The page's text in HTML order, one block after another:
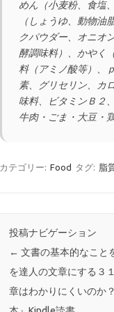
めん（小麦粉、食塩
（しょうゆ、動物
クパウダー、オニオ
酵調味料）、かやく
料（アミノ酸等）、
素、グリセリン、カ
味料、ビタミンＢ２
牛肉・ごま・大豆・
カテゴリー: Food タグ: 脂
投稿ナビゲーション
← 文書の基本的なこと
を達人の文章にする３
章はわかりにくいのか